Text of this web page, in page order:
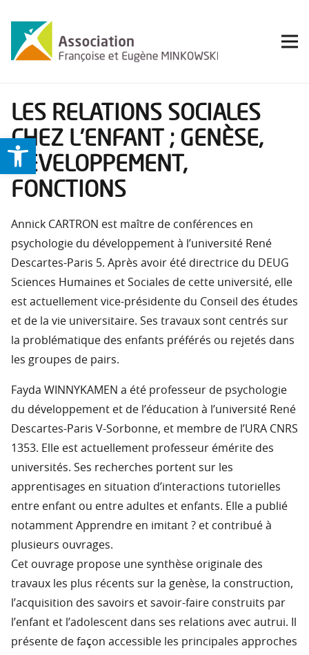
Ouvrir la barre d’outils
LES RELATIONS SOCIALES
CHEZ L’ENFANT ; GENÈSE,
DÉVELOPPEMENT,
FONCTIONS
Annick CARTRON est maître de conférences en
psychologie du développement à l’université René
Descartes-Paris 5. Après avoir été directrice du DEUG
Sciences Humaines et Sociales de cette université, elle
est actuellement vice-présidente du Conseil des études
et de la vie universitaire. Ses travaux sont centrés sur
la problématique des enfants préférés ou rejetés dans
les groupes de pairs.
Fayda WINNYKAMEN a été professeur de psychologie
du développement et de l’éducation à l’université René
Descartes-Paris V-Sorbonne, et membre de l’URA CNRS
1353. Elle est actuellement professeur émérite des
universités. Ses recherches portent sur les
apprentisages en situation d’interactions tutorielles
entre enfant ou entre adultes et enfants. Elle a publié
notamment Apprendre en imitant ? et contribué à
plusieurs ouvrages.
Cet ouvrage propose une synthèse originale des
travaux les plus récents sur la genèse, la construction,
l’acquisition des savoirs et savoir-faire construits par
l’enfant et l’adolescent dans ses relations avec autrui. Il
présente de façon accessible les principales approches